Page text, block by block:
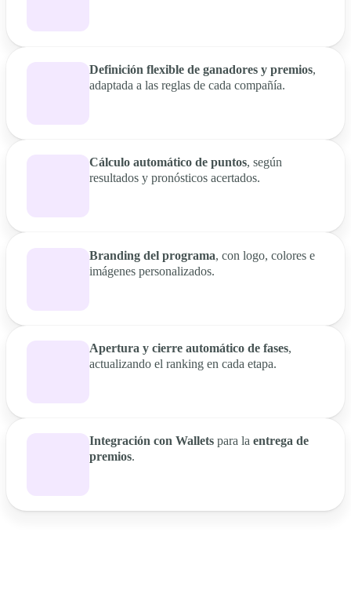
Definición flexible de ganadores y premios,
adaptada a las reglas de cada compañía.
Cálculo automático de puntos, según
resultados y pronósticos acertados.
Branding del programa, con logo, colores e
imágenes personalizados.
Apertura y cierre automático de fases,
actualizando el ranking en cada etapa.
Integración con Walletspara la entrega de
premios.